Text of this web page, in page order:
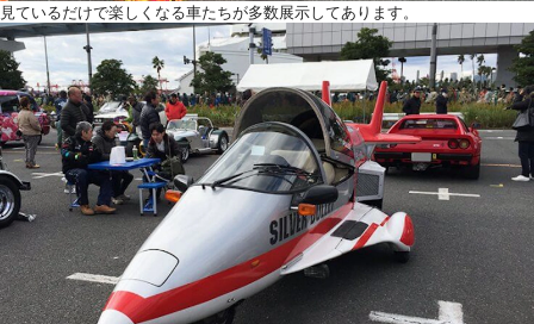
見ているだけで楽しくなる車たちが多数展示してあります。